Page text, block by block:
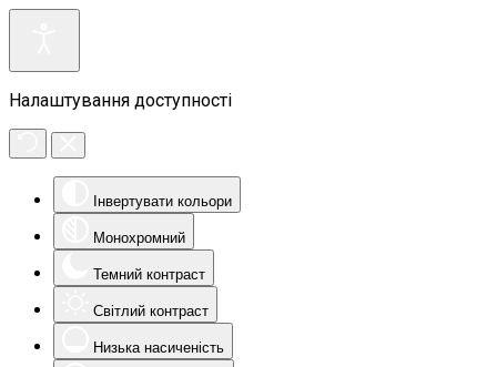
Налаштування доступності
Інвертувати кольори
Монохромний
Темний контраст
Світлий контраст
Низька насиченість